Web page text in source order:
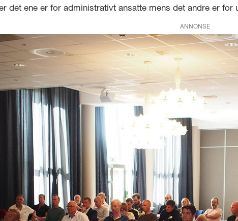
det ene er for administrativt ansatte mens det andre er for
ANNONSE